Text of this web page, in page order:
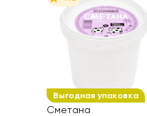
Выгодная упаковка
Сметана